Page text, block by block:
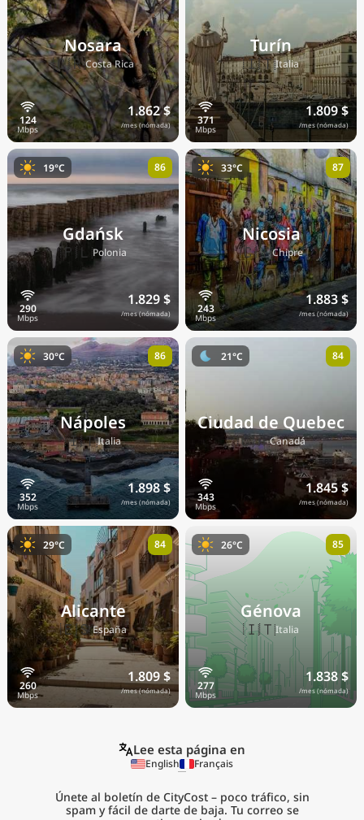
Nosara
🇨🇷Costa Rica
1.862 $
/mes (nómada)
Turín
🇮🇹Italia
1.809 $
/mes (nómada)
Gdańsk
🇵🇱Polonia
1.829 $
/mes (nómada)
19°C 86
Nicosia
🇨🇾Chipre
1.883 $
/mes (nómada)
33°C 87
Nápoles
🇮🇹Italia
1.898 $
/mes (nómada)
30°C 86
Ciudad de Quebec
🇨🇦Canadá
1.845 $
/mes (nómada)
21°C 84
Alicante
🇪🇸España
1.809 $
/mes (nómada)
29°C 84
Génova
🇮🇹Italia
1.838 $
/mes (nómada)
26°C 85
Lee esta página en
English Français
Únete al boletín de CityCost – poco tráfico, sin
spam y fácil de darte de baja. Tu correo se